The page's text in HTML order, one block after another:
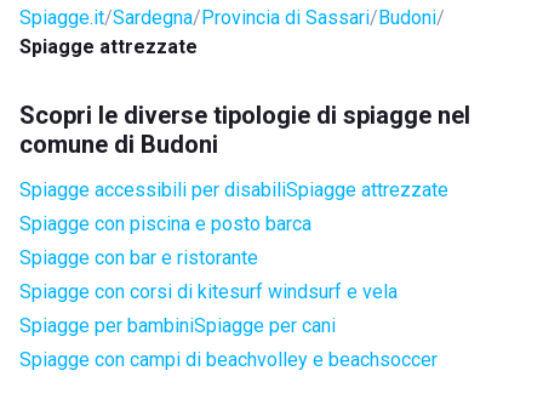
Spiagge.it Sardegna Provincia di Sassari Budoni
Spiagge attrezzate
Scopri le diverse tipologie di spiagge nel
comune di Budoni
Spiagge accessibili per disabiliSpiagge attrezzate
Spiagge con piscina e posto barca
Spiagge con bar e ristorante
Spiagge con corsi di kitesurf windsurf e vela
Spiagge per bambiniSpiagge per cani
Spiagge con campi di beachvolley e beachsoccer